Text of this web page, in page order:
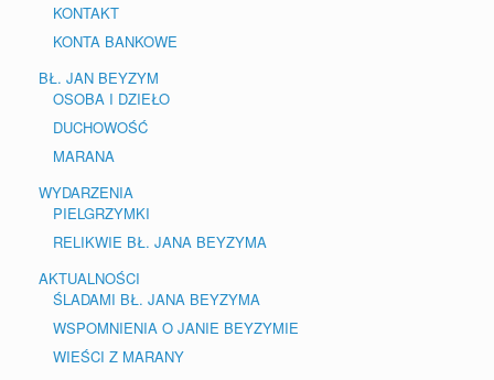
KONTAKT
KONTA BANKOWE
BŁ. JAN BEYZYM
OSOBA I DZIEŁO
DUCHOWOŚĆ
MARANA
WYDARZENIA
PIELGRZYMKI
RELIKWIE BŁ. JANA BEYZYMA
AKTUALNOŚCI
ŚLADAMI BŁ. JANA BEYZYMA
WSPOMNIENIA O JANIE BEYZYMIE
WIEŚCI Z MARANY